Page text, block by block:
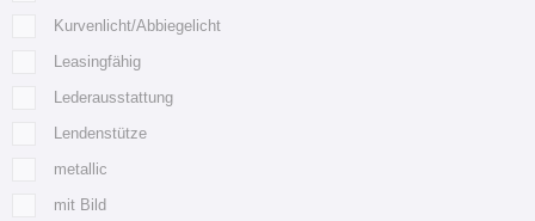
Kurvenlicht/Abbiegelicht
Leasingfähig
Lederausstattung
Lendenstütze
metallic
mit Bild